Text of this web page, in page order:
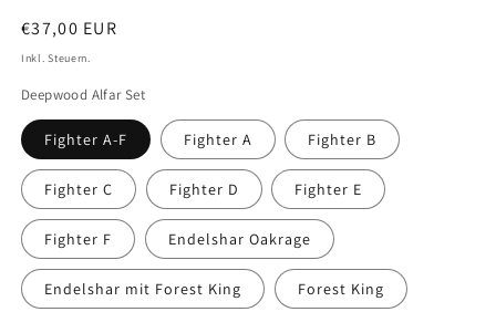
Normaler
Preis
€37,00 EUR
Inkl. Steuern.
Deepwood Alfar Set
Fighter A-F Fighter A Fighter B
Fighter C Fighter D Fighter E
Fighter F Endelshar Oakrage
Endelshar mit Forest King Forest King